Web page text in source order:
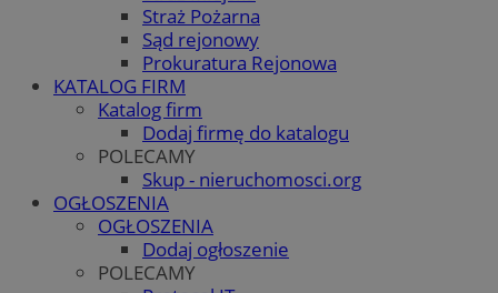
Straż Pożarna
Sąd rejonowy
Prokuratura Rejonowa
KATALOG FIRM
Katalog firm
Dodaj firmę do katalogu
POLECAMY
Skup - nieruchomosci.org
OGŁOSZENIA
OGŁOSZENIA
Dodaj ogłoszenie
POLECAMY